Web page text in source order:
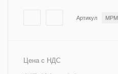
Артикул
Цена с НДС